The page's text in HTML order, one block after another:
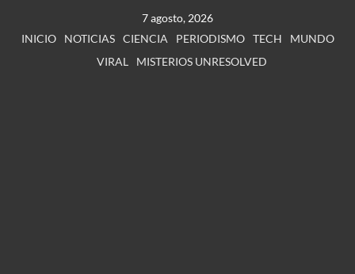
7 agosto, 2026
INICIO
NOTICIAS CIENCIA PERIODISMO TECH
MUNDO
VIRAL
MISTERIOS UNRESOLVED